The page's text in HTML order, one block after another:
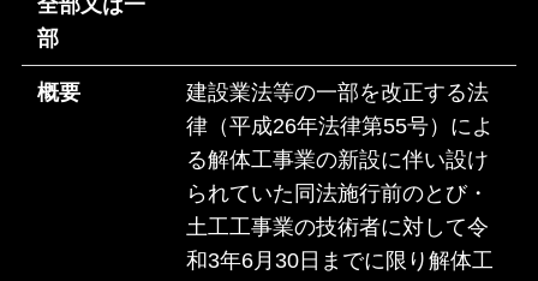
全部又は一
部
概要
建設業法等の一部を改正する法
律（平成26年法律第55号）によ
る解体工事業の新設に伴い設け
られていた同法施行前のとび・
土工工事業の技術者に対して令
和3年6月30日までに限り解体工